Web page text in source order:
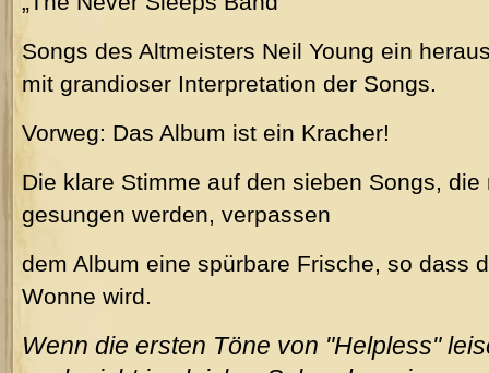
Songs des Altmeisters Neil Young ein
mit grandioser Interpretation der Songs.
Vorweg: Das Album ist ein Kracher!
Die klare Stimme auf den sieben Songs,
gesungen werden, verpassen
dem Album eine spürbare Frische, so dass
Wonne wird.
Wenn die ersten Töne von "Helpless"